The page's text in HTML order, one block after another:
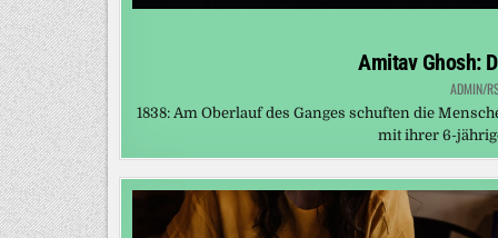
Amitav Ghosh:
ADMIN/
1838: Am Oberlauf des Ganges schuften die
mit ihrer 6-